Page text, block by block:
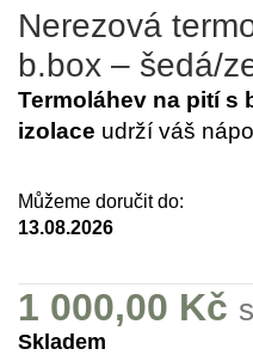
Nerezová
b.box – šedá/
Termoláhev na pití s
izolace udrží váš
Můžeme doručit do:
13.08.2026
1 000,00 Kč
Skladem